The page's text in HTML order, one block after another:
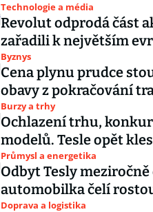
Technologie a média
Revolut odprodá část
zařadili k největším
Byznys
Cena plynu prudce
obavy z pokračování
Burzy a trhy
Ochlazení trhu,
modelů. Tesle opět
Průmysl a energetika
Odbyt Tesly
automobilka čelí
Doprava a logistika